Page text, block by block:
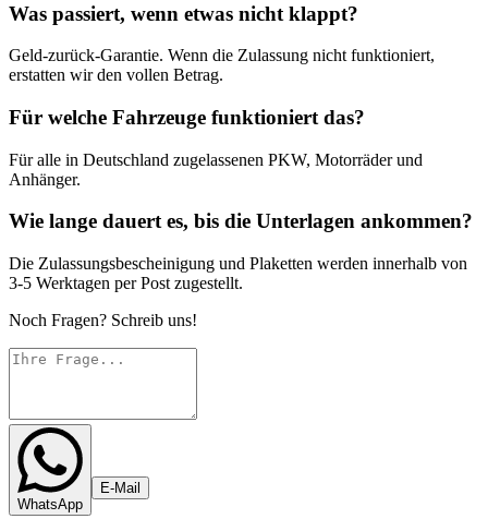
Was passiert, wenn etwas nicht klappt?
Geld-zurück-Garantie. Wenn die Zulassung nicht funktioniert,
erstatten wir den vollen Betrag.
Für welche Fahrzeuge funktioniert das?
Für alle in Deutschland zugelassenen PKW, Motorräder und
Anhänger.
Wie lange dauert es, bis die Unterlagen ankommen?
Die Zulassungsbescheinigung und Plaketten werden innerhalb von
3-5 Werktagen per Post zugestellt.
Noch Fragen? Schreib uns!
WhatsApp
E-Mail